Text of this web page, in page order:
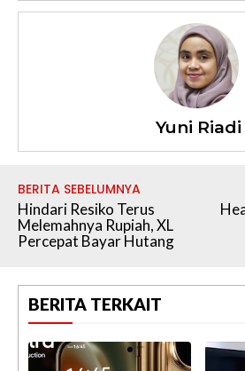
Yuni Riadi
BERITA SEBELUMNYA
Hindari Resiko Terus
Melemahnya Rupiah, XL
Percepat Bayar Hutang
BERITA TERKAIT